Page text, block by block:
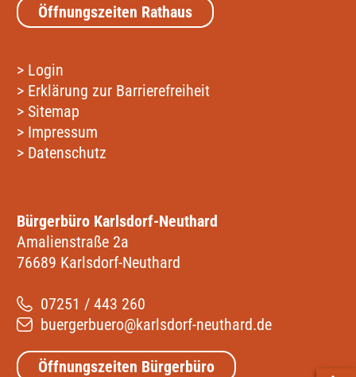
Öffnungszeiten Rathaus
> Login
> Erklärung zur Barrierefreiheit
> Sitemap
> Impressum
> Datenschutz
Bürgerbüro Karlsdorf-Neuthard
Amalienstraße 2a
76689 Karlsdorf-Neuthard
07251 / 443 260
buergerbuero@karlsdorf-neuthard.de
Öffnungszeiten Bürgerbüro